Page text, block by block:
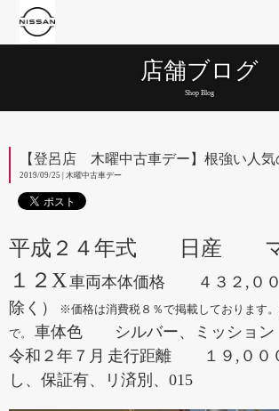
店舗ブログ
Shop Blog
【登呂店 木曜中古車デー】根強い人気
2019/09/25 | 木曜中古車デー
平成２４年式 日産
１２X 車両本体価格 ４３２,００
除く）
※価格は消費税８％で掲載しております
で。
車体色 シルバー、ミッショ
令和２年７月 走行距離 １９,００
し、保証有、リ済別、015